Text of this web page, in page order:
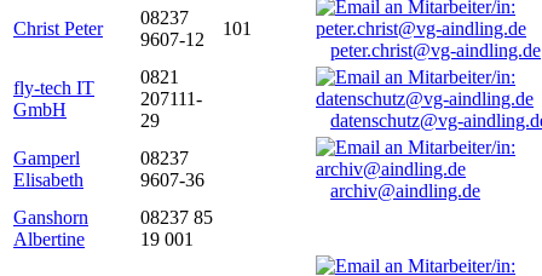
Christ Peter
08237
9607-12
101
peter.christ@vg-aindling.de
fly-tech IT
GmbH
0821
207111-
29
datenschutz@vg-
Gamperl
Elisabeth
08237
9607-36
archiv@aindling.de
Ganshorn
Albertine
08237 85
19 001